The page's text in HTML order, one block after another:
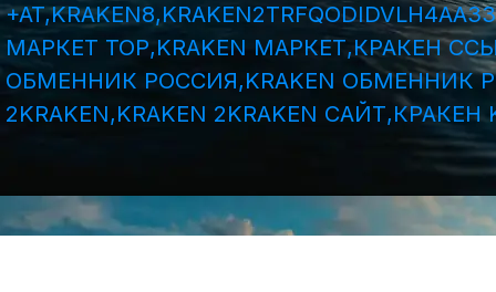
МАРКЕТ ТОР,KRAKEN МАРКЕТ,КРАКЕН
ОБМЕННИК РОССИЯ,KRAKEN ОБМЕННИК
2KRAKEN,KRAKEN 2KRAKEN